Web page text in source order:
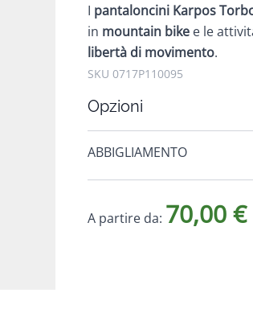
image
I pantaloncini Karpos
in mountain bike e le
libertà di movimento.
SKU 0717P110095
Opzioni
ABBIGLIAMENTO
A partire da: 70,00 €